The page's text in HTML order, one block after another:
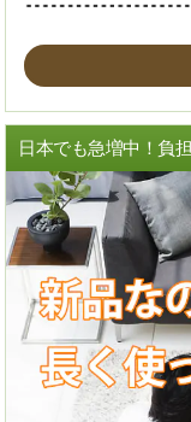
日本でも急増中！負